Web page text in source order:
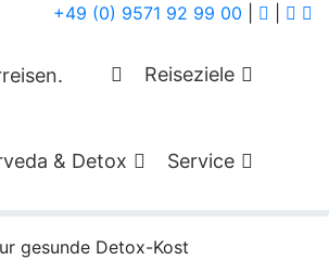
+49 (0) 9571 92 99 00
Reiseziele
& Detox Service
deine
gesunde Detox-Kost